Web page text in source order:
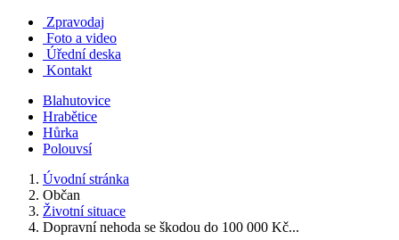
Zpravodaj
Foto a video
Úřední deska
Kontakt
Blahutovice
Hrabětice
Hůrka
Polouvsí
Úvodní stránka
Občan
Životní situace
Dopravní nehoda se škodou do 100 000 Kč...